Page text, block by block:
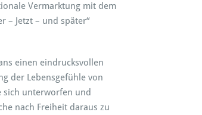
Vermarktung mit dem
– Jetzt – und später“
einen eindrucksvollen
der Lebensgefühle von
sich unterworfen und
nach Freiheit daraus zu